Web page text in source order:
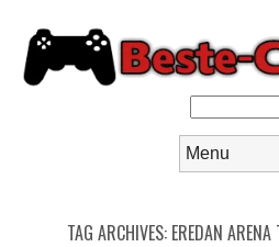
TAG ARCHIVES: EREDAN